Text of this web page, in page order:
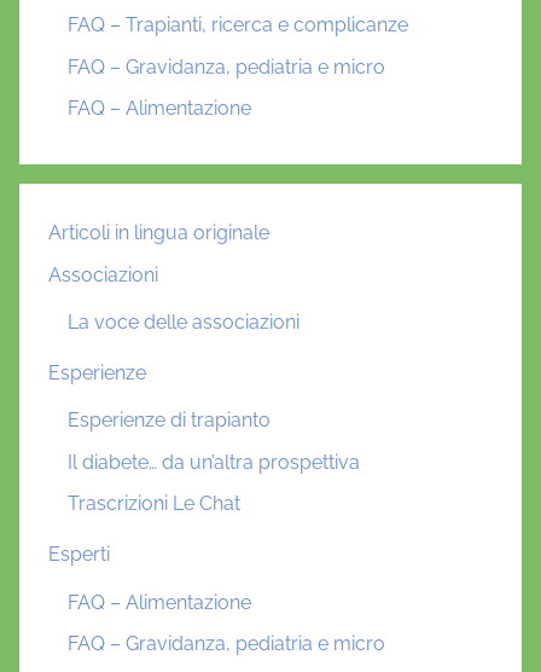
FAQ – Trapianti, ricerca e complicanze
FAQ – Gravidanza, pediatria e micro
FAQ – Alimentazione
Articoli in lingua originale
Associazioni
La voce delle associazioni
Esperienze
Esperienze di trapianto
Il diabete… da un’altra prospettiva
Trascrizioni Le Chat
Esperti
FAQ – Alimentazione
FAQ – Gravidanza, pediatria e micro